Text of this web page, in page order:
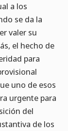
a los
se da la
valer su
el hecho de
para
uno de esos
urgente para
del
de los